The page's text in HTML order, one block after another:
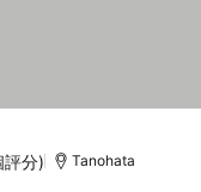
分) Tanohata